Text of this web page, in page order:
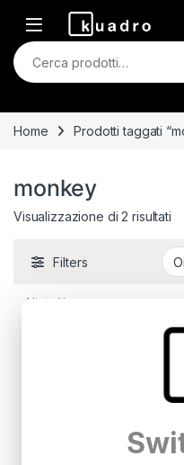
Skip to navigation
Skip to content
Cerca:
Home Prodotti taggati
monkey
Visualizzazione di 2 risultati
Filters
Mista Abs